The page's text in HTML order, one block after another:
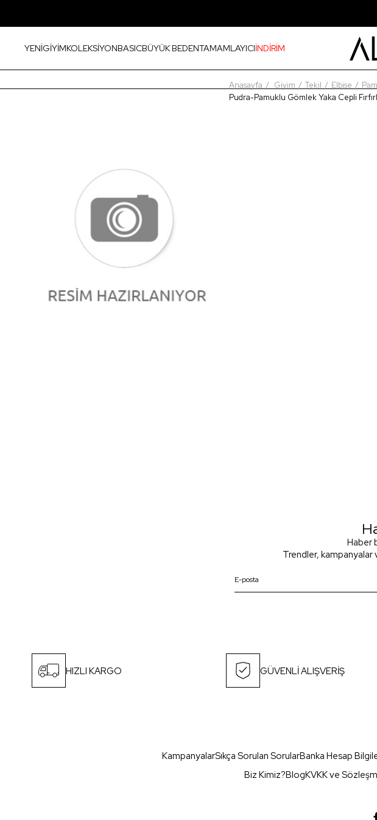
YENİGİYİMKOLEKSİYONBASICBÜYÜK BEDENTAMAMLAYICIİNDİRİM
Anasayfa Giyim Tekil Elbise
Pudra-Pamuklu Gömlek Yaka Cepli
Haber
Trendler, kampanyalar
HIZLI KARGO GÜVENLİ ALIŞVERİŞ
KampanyalarSıkça Sorulan SorularBanka Hesap
Biz Kimiz?BlogKVKK ve